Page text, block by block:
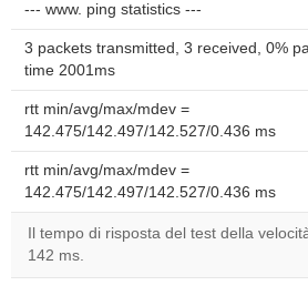
--- www. ping statistics ---
3 packets transmitted, 3 received, 0%
time 2001ms
rtt min/avg/max/mdev =
142.475/142.497/142.527/0.436 ms
rtt min/avg/max/mdev =
142.475/142.497/142.527/0.436 ms
Il tempo di risposta del test della
142 ms.